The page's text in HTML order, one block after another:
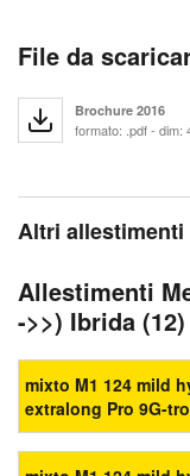
File da
Brochure 2016
formato: .pdf - dim:
Altri
Allestimenti
->>) Ibrida (12)
mixto M1 124 mild
extralong Pro 9G-